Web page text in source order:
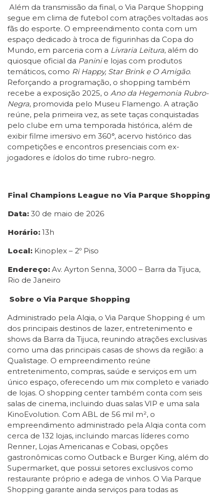
Além da transmissão da final, o Via Parque Shopping
segue em clima de futebol com atrações voltadas aos
fãs do esporte. O empreendimento conta com um
espaço dedicado à troca de figurinhas da Copa do
Mundo, em parceria com a Livraria Leitura, além do
quiosque oficial da Paninie lojas com produtos
temáticos, como Ri Happy, Star Brink e O Amigão.
Reforçando a programação, o shopping também
recebe a exposição 2025, o Ano da Hegemonia Rubro-
Negra, promovida pelo Museu Flamengo. A atração
reúne, pela primeira vez, as sete taças conquistadas
pelo clube em uma temporada histórica, além de
exibir filme imersivo em 360°, acervo histórico das
competições e encontros presenciais com ex-
jogadores e ídolos do time rubro-negro.
Final Champions League no Via Parque Shopping
Data: 30 de maio de 2026
Horário: 13h
Local: Kinoplex – 2º Piso
Endereço: Av. Ayrton Senna, 3000 – Barra da Tijuca,
Rio de Janeiro
Sobre o Via Parque Shopping
Administrado pela Alqia, o Via Parque Shopping é um
dos principais destinos de lazer, entretenimento e
shows da Barra da Tijuca, reunindo atrações exclusivas
como uma das principais casas de shows da região: a
Qualistage. O empreendimento reúne
entretenimento, compras, saúde e serviços em um
único espaço, oferecendo um mix completo e variado
de lojas. O shopping center também conta com seis
salas de cinema, incluindo duas salas VIP e uma sala
KinoEvolution. Com ABL de 56 mil m², o
empreendimento administrado pela Alqia conta com
cerca de 132 lojas, incluindo marcas líderes como
Renner, Lojas Americanas e Cobasi, opções
gastronômicas como Outback e Burger King, além do
Supermarket, que possui setores exclusivos como
restaurante próprio e adega de vinhos. O Via Parque
Shopping garante ainda serviços para todas as